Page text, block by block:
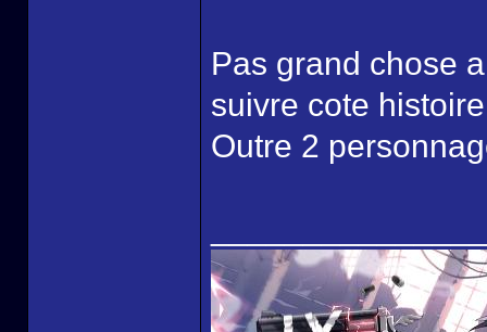
Pas grand chose
suivre cote
Outre 2